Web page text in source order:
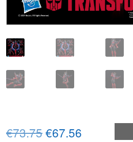
€73.75Ursprünglicher
€67.56